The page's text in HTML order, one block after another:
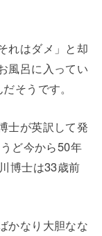
れはダメ」と却
風呂に入ってい
そうです。
士が英訳して発
ど今から50年
博士は33歳前
かなり大胆なな